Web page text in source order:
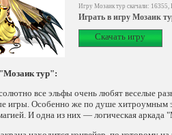
Игру Мозаик тур скачали:
Играть в игру Мозаик
Скачать игру
тур":
все эльфы очень любят веселые
игры. Особенно же по душе хитроумным
И одна из них — логическая аркада